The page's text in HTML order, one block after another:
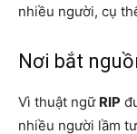
nhiều người, cụ
Nơi bắt
Vì thuật ngữ RIP
nhiều người lầm